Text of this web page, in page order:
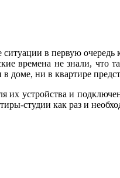
ситуации в первую
времена не знали, что
доме, ни в квартире
их устройства и
студии как раз и